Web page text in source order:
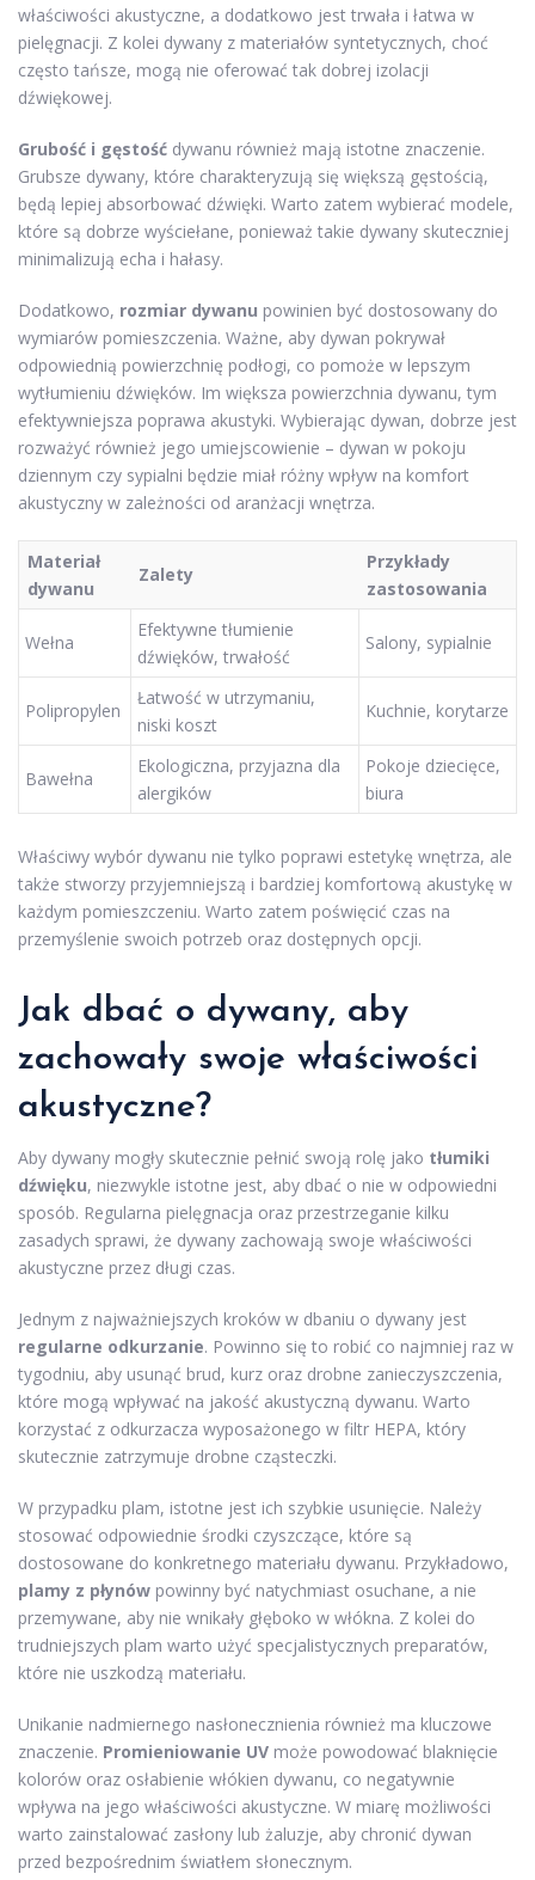
właściwości akustyczne, a dodatkowo jest trwała i łatwa w
pielęgnacji. Z kolei dywany z materiałów syntetycznych, choć
często tańsze, mogą nie oferować tak dobrej izolacji
dźwiękowej.
Grubość i gęstość dywanu również mają istotne znaczenie.
Grubsze dywany, które charakteryzują się większą gęstością,
będą lepiej absorbować dźwięki. Warto zatem wybierać modele,
które są dobrze wyściełane, ponieważ takie dywany skuteczniej
minimalizują echa i hałasy.
Dodatkowo, rozmiar dywanu powinien być dostosowany do
wymiarów pomieszczenia. Ważne, aby dywan pokrywał
odpowiednią powierzchnię podłogi, co pomoże w lepszym
wytłumieniu dźwięków. Im większa powierzchnia dywanu, tym
efektywniejsza poprawa akustyki. Wybierając dywan, dobrze jest
rozważyć również jego umiejscowienie – dywan w pokoju
dziennym czy sypialni będzie miał różny wpływ na komfort
akustyczny w zależności od aranżacji wnętrza.
Materiał
dywanu
Zalety
Przykłady
zastosowania
Wełna
Efektywne tłumienie
dźwięków, trwałość
Salony, sypialnie
Polipropylen
Łatwość w utrzymaniu,
niski koszt
Kuchnie, korytarze
Bawełna
Ekologiczna, przyjazna dla
alergików
Pokoje dziecięce,
biura
Właściwy wybór dywanu nie tylko poprawi estetykę wnętrza, ale
także stworzy przyjemniejszą i bardziej komfortową akustykę w
każdym pomieszczeniu. Warto zatem poświęcić czas na
przemyślenie swoich potrzeb oraz dostępnych opcji.
Jak dbać o dywany, aby
zachowały swoje właściwości
akustyczne?
Aby dywany mogły skutecznie pełnić swoją rolę jako tłumiki
dźwięku, niezwykle istotne jest, aby dbać o nie w odpowiedni
sposób. Regularna pielęgnacja oraz przestrzeganie kilku
zasadych sprawi, że dywany zachowają swoje właściwości
akustyczne przez długi czas.
Jednym z najważniejszych kroków w dbaniu o dywany jest
regularne odkurzanie. Powinno się to robić co najmniej raz w
tygodniu, aby usunąć brud, kurz oraz drobne zanieczyszczenia,
które mogą wpływać na jakość akustyczną dywanu. Warto
korzystać z odkurzacza wyposażonego w filtr HEPA, który
skutecznie zatrzymuje drobne cząsteczki.
W przypadku plam, istotne jest ich szybkie usunięcie. Należy
stosować odpowiednie środki czyszczące, które są
dostosowane do konkretnego materiału dywanu. Przykładowo,
plamy z płynów powinny być natychmiast osuchane, a nie
przemywane, aby nie wnikały głęboko w włókna. Z kolei do
trudniejszych plam warto użyć specjalistycznych preparatów,
które nie uszkodzą materiału.
Unikanie nadmiernego nasłonecznienia również ma kluczowe
znaczenie. Promieniowanie UV może powodować blaknięcie
kolorów oraz osłabienie włókien dywanu, co negatywnie
wpływa na jego właściwości akustyczne. W miarę możliwości
warto zainstalować zasłony lub żaluzje, aby chronić dywan
przed bezpośrednim światłem słonecznym.